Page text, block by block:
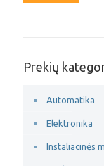
Prekių
Automatika
Elektronika
Instaliacinės